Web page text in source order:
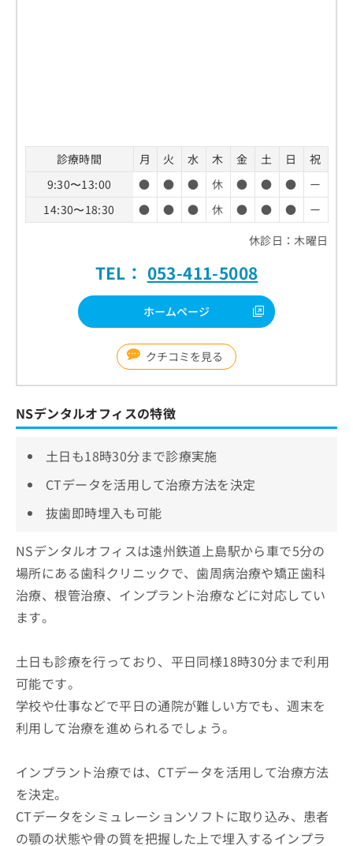
診療時間 月 火 水 木 金 土 日
祝
9:30〜13:00
● ● ● 休 ● ● ●
ー
14:30〜18:30
● ● ● 休 ● ● ●
ー
休診日：木曜日
TEL： 053-411-5008
ホームページ
クチコミを見る
NSデンタルオフィスの特徴
土日も18時30分まで診療実施
CTデータを活用して治療方法を決定
抜歯即時埋入も可能
NSデンタルオフィスは遠州鉄道上島駅から車で5分の
場所にある歯科クリニックで、歯周病治療や矯正歯科
治療、根管治療、インプラント治療などに対応してい
ます。
土日も診療を行っており、平日同様18時30分まで利用
可能です。
学校や仕事などで平日の通院が難しい方でも、週末を
利用して治療を進められるでしょう。
インプラント治療では、CTデータを活用して治療方法
を決定。
CTデータをシミュレーションソフトに取り込み、患者
の顎の状態や骨の質を把握した上で埋入するインプラ